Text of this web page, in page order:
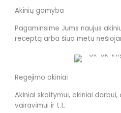
Akinių gamyba
Pagaminsime Jums naujus
receptą arba šiuo metu
Regėjimo akiniai
Akiniai skaitymui, akiniai darbui,
vairavimui ir t.t.